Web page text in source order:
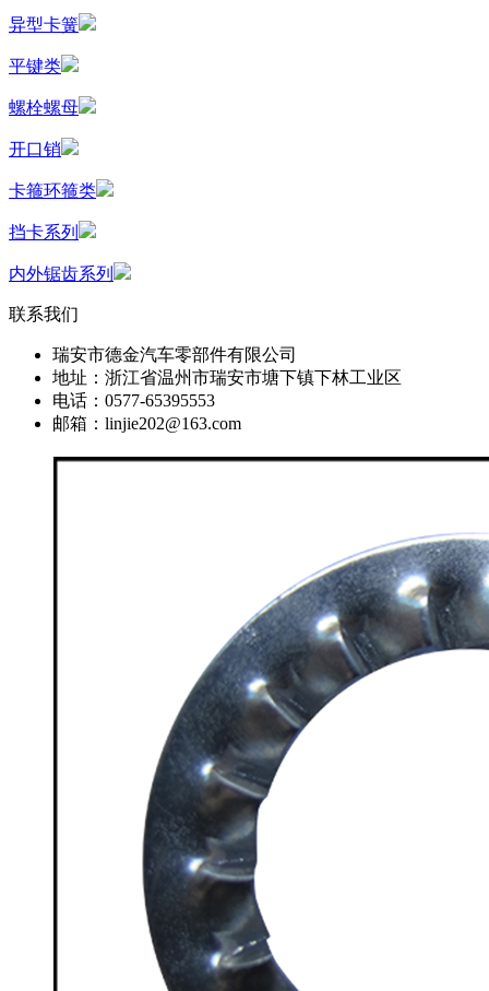
异型卡簧
平键类
螺栓螺母
开口销
卡箍环箍类
挡卡系列
内外锯齿系列
联系我们
瑞安市德金汽车零部件有限公司
地址：浙江省温州市瑞安市塘下镇下林工业区
电话：0577-65395553
邮箱：linjie202@163.com